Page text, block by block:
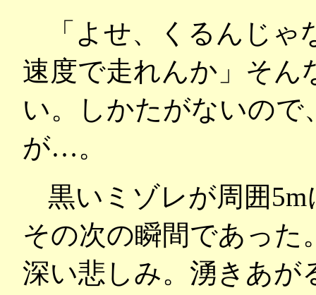
「よせ、くるんじゃ
速度で走れんか」そん
い。しかたがないので
が…。
黒いミゾレが周囲
その次の瞬間であった
深い悲しみ。湧きあが